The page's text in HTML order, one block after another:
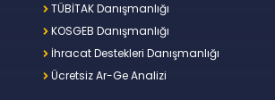
TÜBİTAK Danışmanlığı
KOSGEB Danışmanlığı
İhracat Destekleri Danışmanlığı
Ücretsiz Ar-Ge Analizi